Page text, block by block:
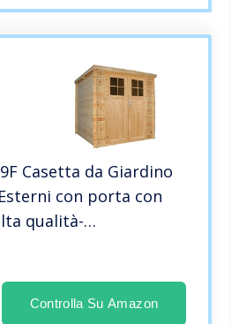
Casetta da Giardino
con porta con
qualità-
3.53 m2 – Piccola
Controlla Su Amazon